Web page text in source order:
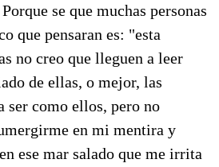
se que muchas personas
que pensaran es: "esta
no creo que lleguen a leer
de ellas, o mejor, las
ser como ellos, pero no
en mi mentira y
ese mar salado que me irrita